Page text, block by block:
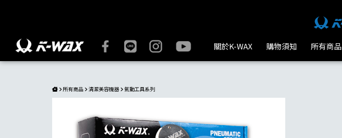
關於K-WAX 購物須知 所有商品
所有商品 清潔美容機器 氣動工具系列